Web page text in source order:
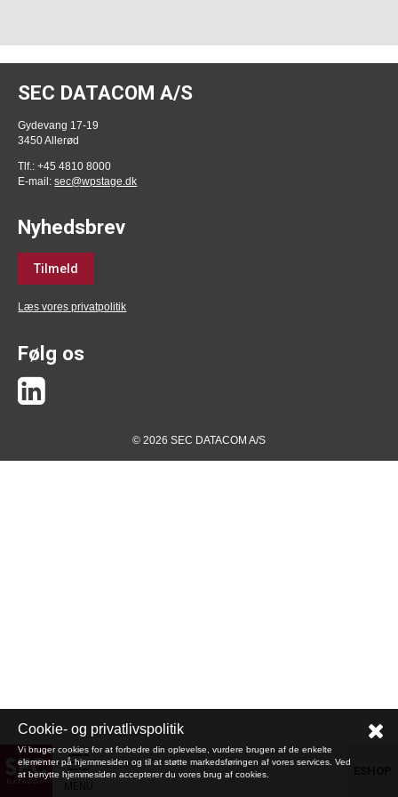
SEC DATACOM A/S
Gydevang 17-19
3450 Allerød
Tlf.: +45 4810 8000
E-mail:sec@wpstage.dk
Nyhedsbrev
Tilmeld
Læs vores privatpolitik
Følg os
© 2026 SEC DATACOM A/S
Cookie- og privatlivspolitik
Vi bruger cookies for at forbedre din oplevelse, vurdere brugen af de enkelte
elementer på hjemmesiden og til at støtte markedsføringen af vores services. Ved
at benytte hjemmesiden accepterer du vores brug af cookies.